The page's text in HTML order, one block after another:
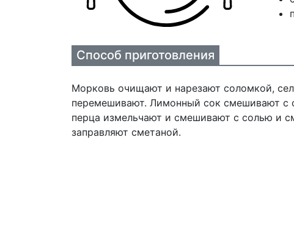
Способ приготовления
Морковь очищают и нарезают соломкой,
перемешивают. Лимонный сок смешивают с
перца измельчают и смешивают с солью и
заправляют сметаной.